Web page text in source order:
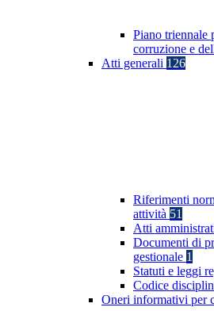
Piano triennale
corruzione e
Atti generali 126
Riferimenti
attività 51
Atti
Documenti di
gestionale 1
Statuti e leggi
Codice
Oneri informativi per